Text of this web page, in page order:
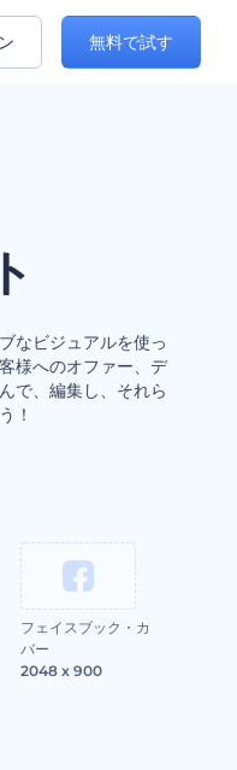
無料で試す
なビジュアルを使っ
様へのオファー、デ
で、編集し、それら
！
フェイスブック・カ
バー
2048 x 900